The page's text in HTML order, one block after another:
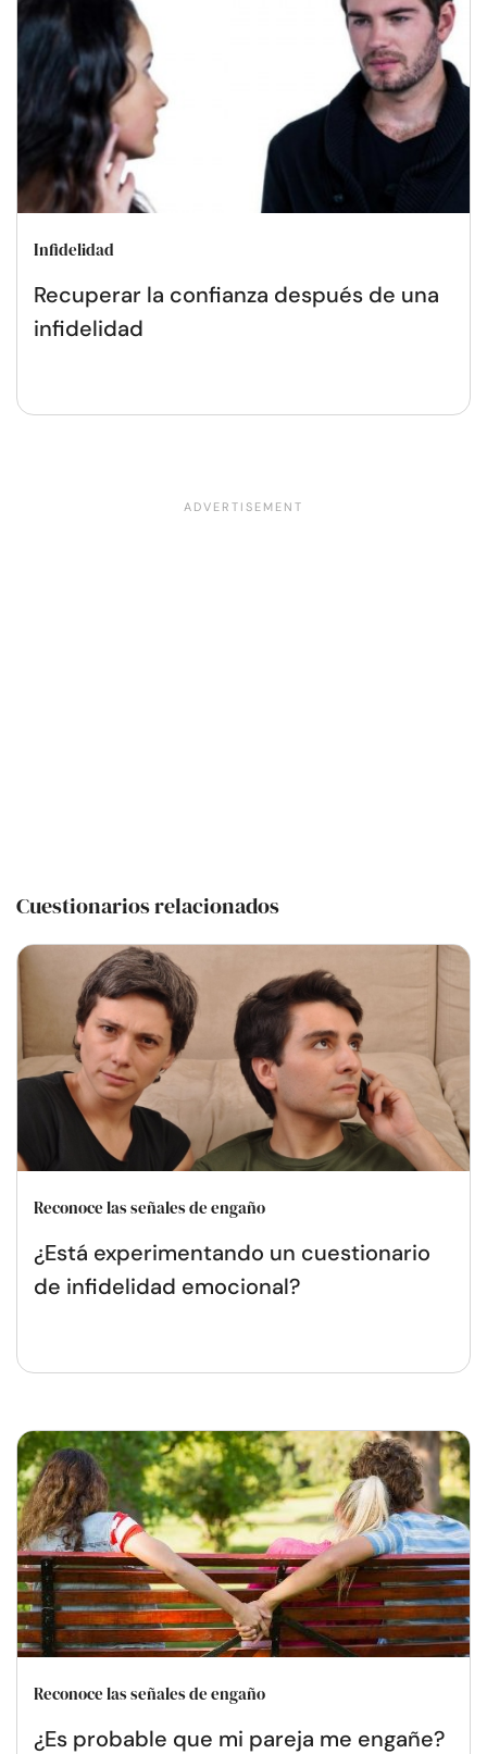
Infidelidad
Recuperar la confianza después de una
infidelidad
Cuestionarios relacionados
Reconoce las señales de engaño
¿Está experimentando un cuestionario
de infidelidad emocional?
Reconoce las señales de engaño
¿Es probable que mi pareja me engañe?